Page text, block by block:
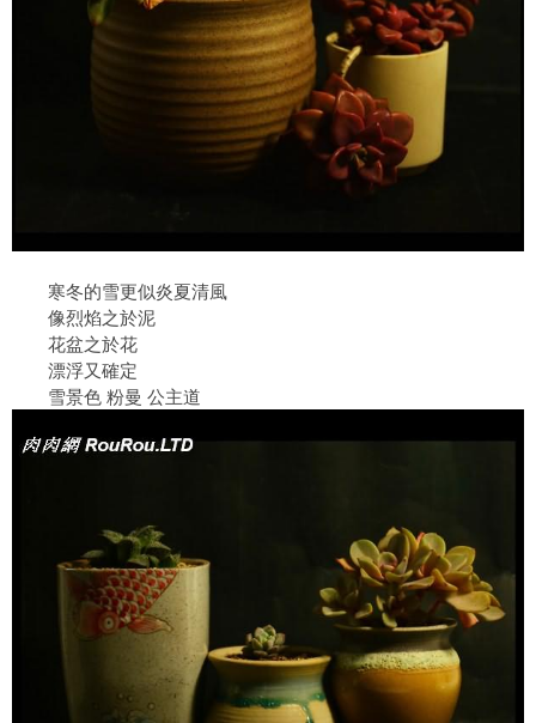
寒冬的雪更似炎夏清風
像烈焰之於泥
花盆之於花
漂浮又確定
雪景色 粉曼 公主道